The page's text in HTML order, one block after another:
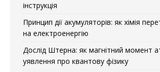
інструкція
Принцип дії акумуляторів: як хімія
на електроенергію
Дослід Штерна: як магнітний момент
уявлення про квантову фізику